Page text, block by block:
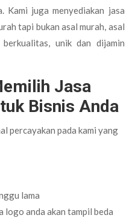
Kami juga menyediakan jasa
tapi bukan asal murah, asal
unik dan dijamin
Jasa
Bisnis Anda
percayakan pada kami yang
lama
logo anda akan tampil beda